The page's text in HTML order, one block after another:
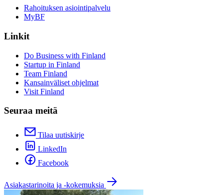
Rahoituksen asiointipalvelu
MyBF
Linkit
Do Business with Finland
Startup in Finland
Team Finland
Kansainväliset ohjelmat
Visit Finland
Seuraa meitä
Tilaa uutiskirje
LinkedIn
Facebook
Asiakastarinoita ja -kokemuksia